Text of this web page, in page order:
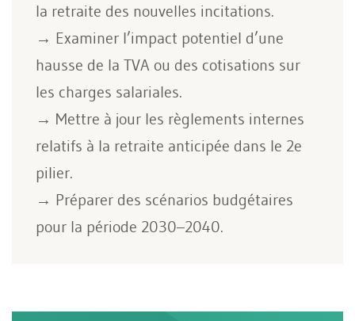
la retraite des nouvelles incitations.
→ Examiner l’impact potentiel d’une
hausse de la TVA ou des cotisations sur
les charges salariales.
→ Mettre à jour les règlements internes
relatifs à la retraite anticipée dans le 2e
pilier.
→ Préparer des scénarios budgétaires
pour la période 2030–2040.